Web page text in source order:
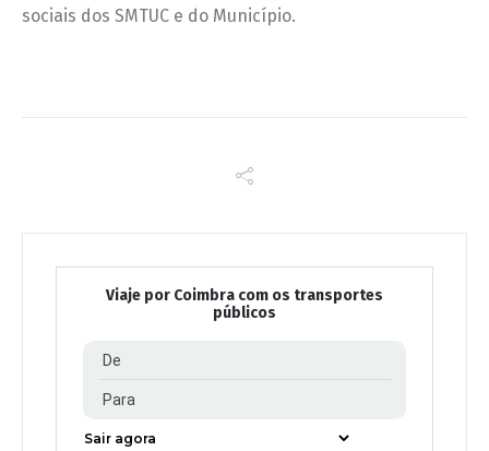
sociais dos SMTUC e do Município.
Viaje por Coimbra com os transportes
públicos